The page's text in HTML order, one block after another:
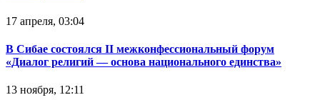
17 апреля, 03:04
В Сибае состоялся II межконфессиональный форум
«Диалог религий — основа национального единства»
13 ноября, 12:11